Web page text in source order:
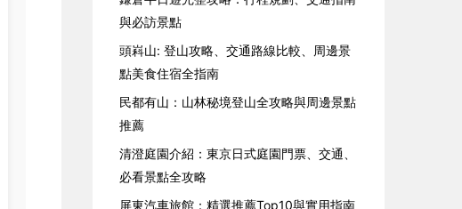
與必訪景點
頭嵙山: 登山攻略、交通路線比較、周邊景
點美食住宿全指南
民都有山：山林秘境登山全攻略與周邊景點
推薦
清澄庭園介紹：東京日式庭園門票、交通、
必看景點全攻略
屏東汽車旅館：精選推薦Top10與實用指南